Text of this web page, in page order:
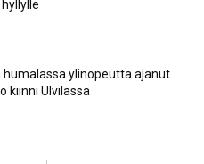
humalassa ylinopeutta ajanut
kiinni Ulvilassa